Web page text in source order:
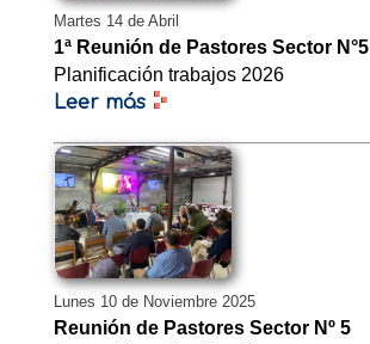
Martes 14 de Abril
1ª Reunión de Pastores Sector N°5
Planificación trabajos 2026
Leer más
Lunes 10 de Noviembre 2025
Reunión de Pastores Sector Nº 5